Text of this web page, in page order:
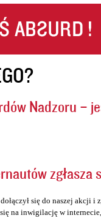
Nadzoru –
zgłasza
się do naszej akcji i
na inwigilację w